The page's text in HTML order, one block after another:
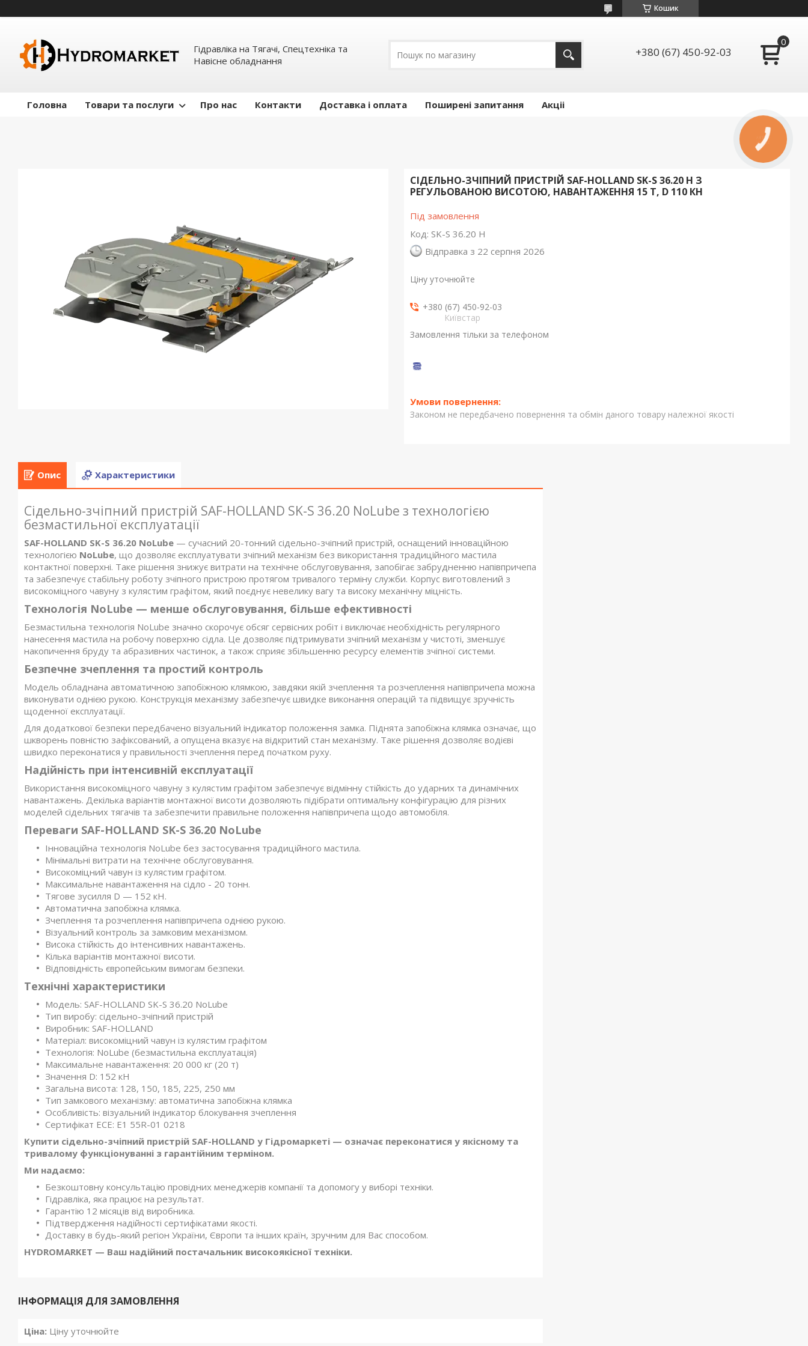
Кошик
Гідравліка на Тягачі, Спецтехніка та
Навісне обладнання
+380 (67) 450-92-03
Головна Товари та послуги Про нас Контакти Доставка і оплата Поширені запитання Акціі
СІДЕЛЬНО-ЗЧІПНИЙ ПРИСТРІЙ SAF-HOLLAND SK-S 36.20 H З
РЕГУЛЬОВАНОЮ ВИСОТОЮ, НАВАНТАЖЕННЯ 15 Т, D 110 КН
Під замовлення
Код: SK-S 36.20 H
Відправка з 22 серпня 2026
Ціну уточнюйте
+380 (67) 450-92-03
Київстар
Замовлення тільки за телефоном
Законом не передбачено повернення та обмін даного товару належної якості
Опис Характеристики
Сідельно-зчіпний пристрій SAF-HOLLAND SK-S 36.20 NoLube з технологією
безмастильної експлуатації
SAF-HOLLAND SK-S 36.20 NoLube — сучасний 20-тонний сідельно-зчіпний пристрій, оснащений інноваційною
технологією NoLube, що дозволяє експлуатувати зчіпний механізм без використання традиційного мастила
контактної поверхні. Таке рішення знижує витрати на технічне обслуговування, запобігає забрудненню напівпричепа
та забезпечує стабільну роботу зчіпного пристрою протягом тривалого терміну служби. Корпус виготовлений з
високоміцного чавуну з кулястим графітом, який поєднує невелику вагу та високу механічну міцність.
Технологія NoLube — менше обслуговування, більше ефективності
Безмастильна технологія NoLube значно скорочує обсяг сервісних робіт і виключає необхідність регулярного
нанесення мастила на робочу поверхню сідла. Це дозволяє підтримувати зчіпний механізм у чистоті, зменшує
накопичення бруду та абразивних частинок, а також сприяє збільшенню ресурсу елементів зчіпної системи.
Безпечне зчеплення та простий контроль
Модель обладнана автоматичною запобіжною клямкою, завдяки якій зчеплення та розчеплення напівпричепа можна
виконувати однією рукою. Конструкція механізму забезпечує швидке виконання операцій та підвищує зручність
щоденної експлуатації.
Для додаткової безпеки передбачено візуальний індикатор положення замка. Піднята запобіжна клямка означає, що
шкворень повністю зафіксований, а опущена вказує на відкритий стан механізму. Таке рішення дозволяє водієві
швидко переконатися у правильності зчеплення перед початком руху.
Надійність при інтенсивній експлуатації
Використання високоміцного чавуну з кулястим графітом забезпечує відмінну стійкість до ударних та динамічних
навантажень. Декілька варіантів монтажної висоти дозволяють підібрати оптимальну конфігурацію для різних
моделей сідельних тягачів та забезпечити правильне положення напівпричепа щодо автомобіля.
Переваги SAF-HOLLAND SK-S 36.20 NoLube
Інноваційна технологія NoLube без застосування традиційного мастила.
Мінімальні витрати на технічне обслуговування.
Високоміцний чавун із кулястим графітом.
Максимальне навантаження на сідло - 20 тонн.
Тягове зусилля D — 152 кН.
Автоматична запобіжна клямка.
Зчеплення та розчеплення напівпричепа однією рукою.
Візуальний контроль за замковим механізмом.
Висока стійкість до інтенсивних навантажень.
Кілька варіантів монтажної висоти.
Відповідність європейським вимогам безпеки.
Технічні характеристики
Модель: SAF-HOLLAND SK-S 36.20 NoLube
Тип виробу: сідельно-зчіпний пристрій
Виробник: SAF-HOLLAND
Матеріал: високоміцний чавун із кулястим графітом
Технологія: NoLube (безмастильна експлуатація)
Максимальне навантаження: 20 000 кг (20 т)
Значення D: 152 кН
Загальна висота: 128, 150, 185, 225, 250 мм
Тип замкового механізму: автоматична запобіжна клямка
Особливість: візуальний індикатор блокування зчеплення
Сертифікат ECE: E1 55R-01 0218
Купити сідельно-зчіпний пристрій SAF-HOLLAND у Гідромаркеті — означає переконатися у якісному та
тривалому функціонуванні з гарантійним терміном.
Ми надаємо:
Безкоштовну консультацію провідних менеджерів компанії та допомогу у виборі техніки.
Гідравліка, яка працює на результат.
Гарантію 12 місяців від виробника.
Підтвердження надійності сертифікатами якості.
Доставку в будь-який регіон України, Європи та інших країн, зручним для Вас способом.
HYDROMARKET — Ваш надійний постачальник високоякісної техніки.
ІНФОРМАЦІЯ ДЛЯ ЗАМОВЛЕННЯ
Ціна: Ціну уточнюйте
КНОПКА
ЗВ'ЯЗКУ